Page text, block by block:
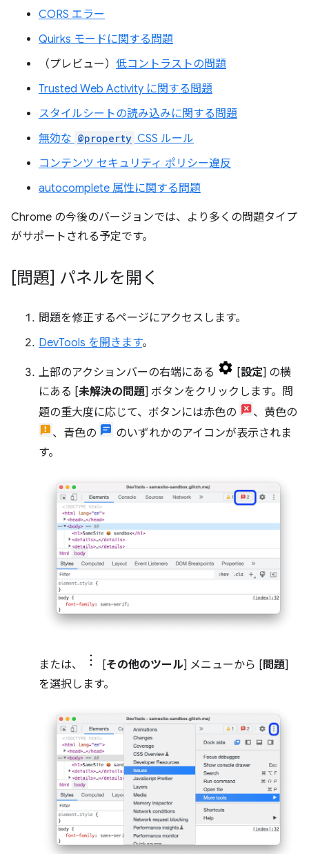
CORS エラー
Quirks モードに関する問題
（プレビュー） 低コントラストの問題
Trusted Web Activity に関する問題
スタイルシートの読み込みに関する問題
無効な @property CSS ルール
コンテンツ セキュリティ ポリシー違反
autocomplete 属性に関する問題
Chrome の今後のバージョンでは、より多くの問題タイプ
がサポートされる予定です。
[問題] パネルを開く
問題を修正するページにアクセスします。
DevTools を開きます。
上部のアクションバーの右端にある [設定] の横
にある [未解決の問題] ボタンをクリックします。問
題の重大度に応じて、ボタンには赤色の
、黄色の
、青色の
のいずれかのアイコンが表示されま
す。
または、 [その他のツール] メニューから [ 問題]
を選択します。